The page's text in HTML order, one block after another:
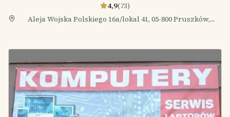
4,9(73)
Aleja Wojska Polskiego 16a/lokal 41, 05-800 Pruszków,